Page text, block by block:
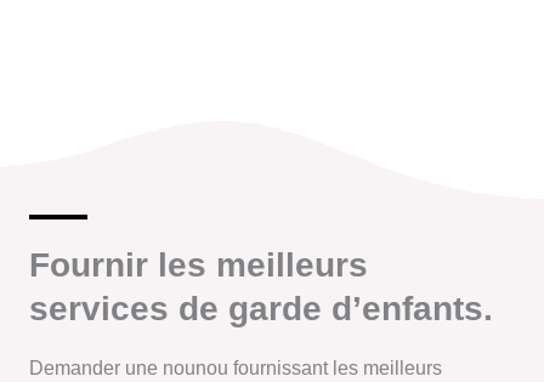
Fournir les meilleurs
services de garde d’enfants.
Demander une nounou fournissant les meilleurs